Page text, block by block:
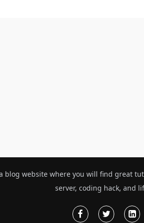
blog website where you will find great
server, coding hack, and